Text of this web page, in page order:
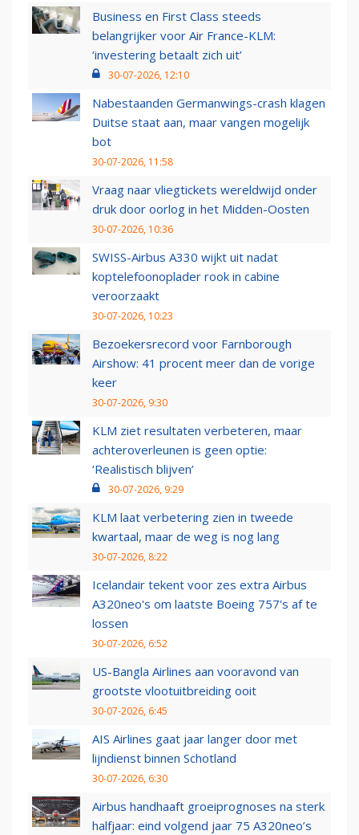
Business en First Class steeds
belangrijker voor Air France-KLM:
‘investering betaalt zich uit’
30-07-2026, 12:10
Nabestaanden Germanwings-crash klagen
Duitse staat aan, maar vangen mogelijk
bot
30-07-2026, 11:58
Vraag naar vliegtickets wereldwijd onder
druk door oorlog in het Midden-Oosten
30-07-2026, 10:36
SWISS-Airbus A330 wijkt uit nadat
koptelefoonoplader rook in cabine
veroorzaakt
30-07-2026, 10:23
Bezoekersrecord voor Farnborough
Airshow: 41 procent meer dan de vorige
keer
30-07-2026, 9:30
KLM ziet resultaten verbeteren, maar
achteroverleunen is geen optie:
‘Realistisch blijven’
30-07-2026, 9:29
KLM laat verbetering zien in tweede
kwartaal, maar de weg is nog lang
30-07-2026, 8:22
Icelandair tekent voor zes extra Airbus
A320neo's om laatste Boeing 757's af te
lossen
30-07-2026, 6:52
US-Bangla Airlines aan vooravond van
grootste vlootuitbreiding ooit
30-07-2026, 6:45
AIS Airlines gaat jaar langer door met
lijndienst binnen Schotland
30-07-2026, 6:30
Airbus handhaaft groeiprognoses na sterk
halfjaar: eind volgend jaar 75 A320neo’s